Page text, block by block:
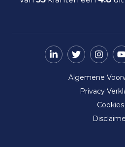
Nieuws
Over
Algemene
Privacy
Cookies